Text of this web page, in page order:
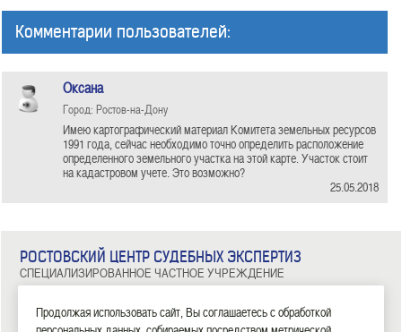
Комментарии пользователей:
Оксана
Город: Ростов-на-Дону
Имею картографический материал Комитета земельных ресурсов
1991 года, сейчас необходимо точно определить расположение
определенного земельного участка на этой карте. Участок стоит
на кадастровом учете. Это возможно?
25.05.2018
РОСТОВСКИЙ ЦЕНТР СУДЕБНЫХ ЭКСПЕРТИЗ
СПЕЦИАЛИЗИРОВАННОЕ ЧАСТНОЕ УЧРЕЖДЕНИЕ
Тел: 8 (863) 209-81-71, 8 (800) 100-34-14
Продолжая использовать сайт, Вы соглашаетесь с обработкой